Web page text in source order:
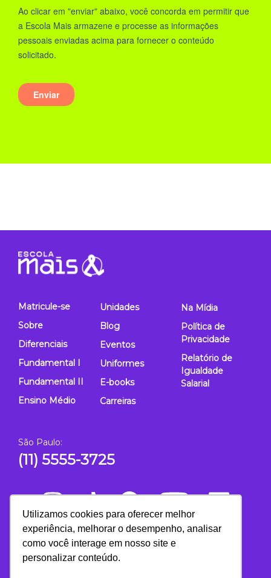
Utilizamos cookies para oferecer melhor
experiência, melhorar o desempenho, analisar
como você interage em nosso site e
personalizar conteúdo.
Matricule-se
Sobre
Diferenciais
Fundamental I
Fundamental II
Ensino Médio
Unidades
Blog
Eventos
Uniformes
E-books
Carreiras
Na Mídia
Política de
Privacidade
Relatório de
Igualdade
Salarial
São Paulo:
(11) 5555-3725